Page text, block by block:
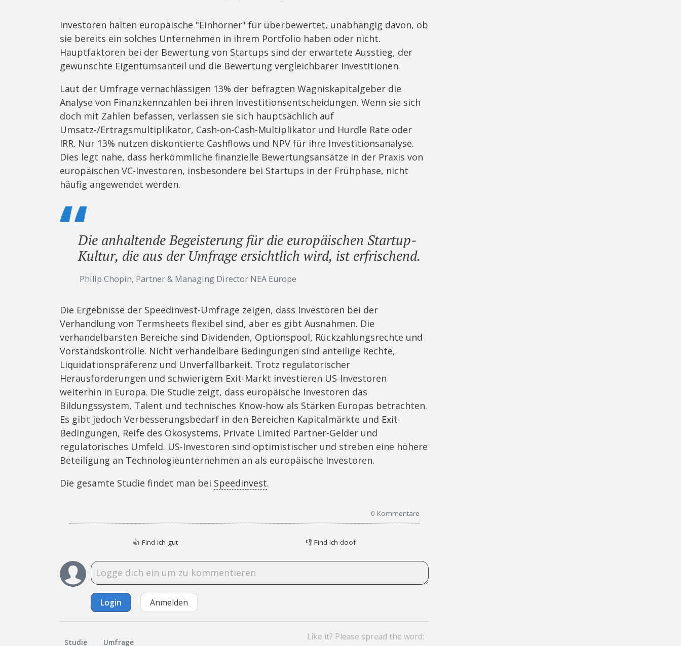
Investoren halten europäische "Einhörner" für überbewertet, unabhängig davon, ob
sie bereits ein solches Unternehmen in ihrem Portfolio haben oder nicht.
Hauptfaktoren bei der Bewertung von Startups sind der erwartete Ausstieg, der
gewünschte Eigentumsanteil und die Bewertung vergleichbarer Investitionen.
Laut der Umfrage vernachlässigen 13% der befragten Wagniskapitalgeber die
Analyse von Finanzkennzahlen bei ihren Investitionsentscheidungen. Wenn sie sich
doch mit Zahlen befassen, verlassen sie sich hauptsächlich auf
Umsatz-/Ertragsmultiplikator, Cash-on-Cash-Multiplikator und Hurdle Rate oder
IRR. Nur 13% nutzen diskontierte Cashflows und NPV für ihre Investitionsanalyse.
Dies legt nahe, dass herkömmliche finanzielle Bewertungsansätze in der Praxis von
europäischen VC-Investoren, insbesondere bei Startups in der Frühphase, nicht
häufig angewendet werden.
Die anhaltende Begeisterung für die europäischen Startup-
Kultur, die aus der Umfrage ersichtlich wird, ist erfrischend.
Philip Chopin, Partner & Managing Director NEA Europe
Die Ergebnisse der Speedinvest-Umfrage zeigen, dass Investoren bei der
Verhandlung von Termsheets flexibel sind, aber es gibt Ausnahmen. Die
verhandelbarsten Bereiche sind Dividenden, Optionspool, Rückzahlungsrechte und
Vorstandskontrolle. Nicht verhandelbare Bedingungen sind anteilige Rechte,
Liquidationspräferenz und Unverfallbarkeit. Trotz regulatorischer
Herausforderungen und schwierigem Exit-Markt investieren US-Investoren
weiterhin in Europa. Die Studie zeigt, dass europäische Investoren das
Bildungssystem, Talent und technisches Know-how als Stärken Europas betrachten.
Es gibt jedoch Verbesserungsbedarf in den Bereichen Kapitalmärkte und Exit-
Bedingungen, Reife des Ökosystems, Private Limited Partner-Gelder und
regulatorisches Umfeld. US-Investoren sind optimistischer und streben eine höhere
Beteiligung an Technologieunternehmen an als europäische Investoren.
Die gesamte Studie findet man bei Speedinvest.
0 Kommentare
👍 Find ich gut 👎 Find ich doof
Login Anmelden
Studie Umfrage
Like it? Please spread the word: